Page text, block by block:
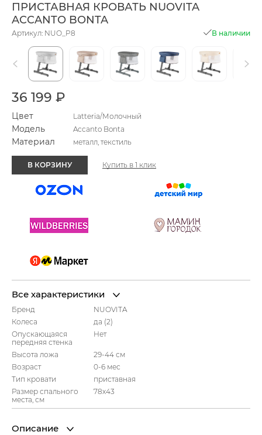
ПРИСТАВНАЯ КРОВАТЬ NUOVITA
ACCANTO BONTA
Артикул: NUO_P8 В наличии
36 199 ₽
Цвет Latteria/Молочный
Модель Accanto Bonta
Материал металл, текстиль
В КОРЗИНУ Купить в 1 клик
Все характеристики
Бренд
NUOVITA
Колеса
да (2)
Опускающаяся
передняя стенка
Нет
Высота ложа
29-44 см
Возраст
0-6 мес
Тип кровати
приставная
Размер спального
места, см
78х43
Описание